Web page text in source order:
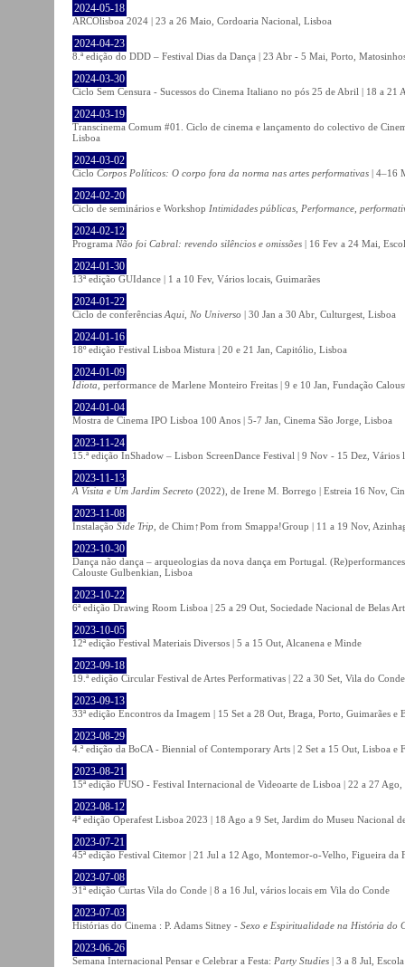
2024-05-18
ARCOlisboa 2024 | 23 a 26 Maio, Cordoaria Nacional, Lisboa
2024-04-23
8.ª edição do DDD – Festival Dias da Dança | 23 Abr - 5 Mai, Porto,
2024-03-30
Ciclo Sem Censura - Sucessos do Cinema Italiano no pós 25 de Abril | 18 a
2024-03-19
Transcinema Comum #01. Ciclo de cinema e lançamento do colectivo de
Lisboa
2024-03-02
Ciclo Corpos Políticos: O corpo fora da norma nas artes performativas | 4–16
2024-02-20
Ciclo de seminários e Workshop Intimidades públicas, Performance,
2024-02-12
Programa Não foi Cabral: revendo silêncios e omissões | 16 Fev a 24 Mai,
2024-01-30
13ª edição GUIdance | 1 a 10 Fev, Vários locais, Guimarães
2024-01-22
Ciclo de conferências Aqui, No Universo | 30 Jan a 30 Abr, Culturgest, Lisboa
2024-01-16
18º edição Festival Lisboa Mistura | 20 e 21 Jan, Capitólio, Lisboa
2024-01-09
Idiota , performance de Marlene Monteiro Freitas | 9 e 10 Jan, Fundação
2024-01-04
Mostra de Cinema IPO Lisboa 100 Anos | 5-7 Jan, Cinema São Jorge, Lisboa
2023-11-24
15.ª edição InShadow – Lisbon ScreenDance Festival | 9 Nov - 15 Dez, Vários
2023-11-13
A Visita e Um Jardim Secreto (2022), de Irene M. Borrego | Estreia 16 Nov,
2023-11-08
Instalação Side Trip , de Chim↑Pom from Smappa!Group | 11 a 19 Nov,
2023-10-30
Dança não dança – arqueologias da nova dança em Portugal.
Calouste Gulbenkian, Lisboa
2023-10-22
6ª edição Drawing Room Lisboa | 25 a 29 Out, Sociedade Nacional de Belas
2023-10-05
12ª edição Festival Materiais Diversos | 5 a 15 Out, Alcanena e Minde
2023-09-18
19.ª edição Circular Festival de Artes Performativas | 22 a 30 Set, Vila do Conde
2023-09-13
33ª edição Encontros da Imagem | 15 Set a 28 Out, Braga, Porto, Guimarães e
2023-08-29
4.ª edição da BoCA - Biennial of Contemporary Arts | 2 Set a 15 Out, Lisboa e
2023-08-21
15ª edição FUSO - Festival Internacional de Videoarte de Lisboa | 22 a 27
2023-08-12
4ª edição Operafest Lisboa 2023 | 18 Ago a 9 Set, Jardim do Museu Nacional
2023-07-21
45ª edição Festival Citemor | 21 Jul a 12 Ago, Montemor-o-Velho, Figueira da
2023-07-08
31ª edição Curtas Vila do Conde | 8 a 16 Jul, vários locais em Vila do Conde
2023-07-03
Histórias do Cinema : P. Adams Sitney - Sexo e Espiritualidade na História do
2023-06-26
Semana Internacional Pensar e Celebrar a Festa: Party Studies | 3 a 8 Jul,